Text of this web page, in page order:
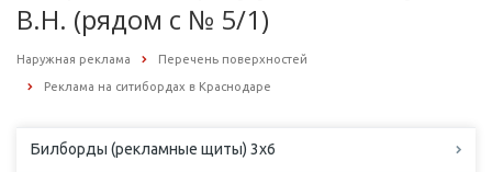
В.Н. (рядом с № 5/1)
Наружная реклама Перечень поверхностей
Реклама на ситибордах в Краснодаре
Билборды (рекламные щиты) 3х6